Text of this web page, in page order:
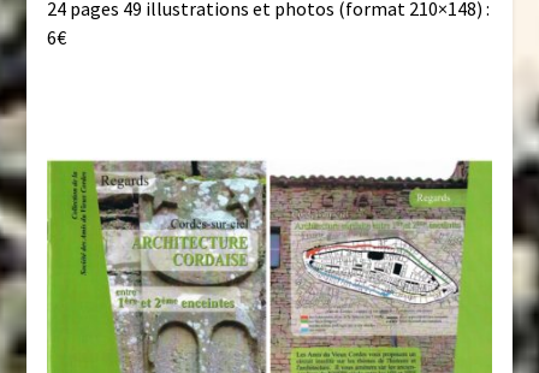
24 pages 49 illustrations et photos (format 210×148) :
6€